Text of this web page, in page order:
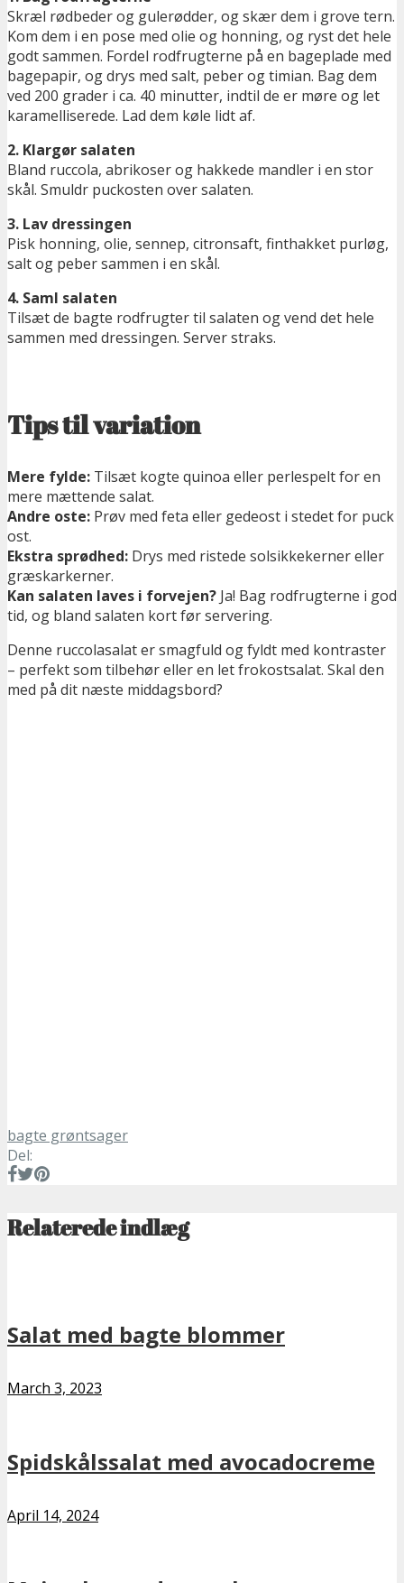
Skræl rødbeder og gulerødder, og skær dem i grove tern.
Kom dem i en pose med olie og honning, og ryst det hele
godt sammen. Fordel rodfrugterne på en bageplade med
bagepapir, og drys med salt, peber og timian. Bag dem
ved 200 grader i ca. 40 minutter, indtil de er møre og let
karamelliserede. Lad dem køle lidt af.
2. Klargør salaten
Bland ruccola, abrikoser og hakkede mandler i en stor
skål. Smuldr puckosten over salaten.
3. Lav dressingen
Pisk honning, olie, sennep, citronsaft, finthakket purløg,
salt og peber sammen i en skål.
4. Saml salaten
Tilsæt de bagte rodfrugter til salaten og vend det hele
sammen med dressingen. Server straks.
Tips til variation
Mere fylde: Tilsæt kogte quinoa eller perlespelt for en
mere mættende salat.
Andre oste: Prøv med feta eller gedeost i stedet for puck
ost.
Ekstra sprødhed: Drys med ristede solsikkekerner eller
græskarkerner.
Kan salaten laves i forvejen? Ja! Bag rodfrugterne i god
tid, og bland salaten kort før servering.
Denne ruccolasalat er smagfuld og fyldt med kontraster
– perfekt som tilbehør eller en let frokostsalat. Skal den
med på dit næste middagsbord?
bagte grøntsager
Del:
Relaterede indlæg
Salat med bagte blommer
March 3, 2023
Spidskålssalat med avocadocreme
April 14, 2024